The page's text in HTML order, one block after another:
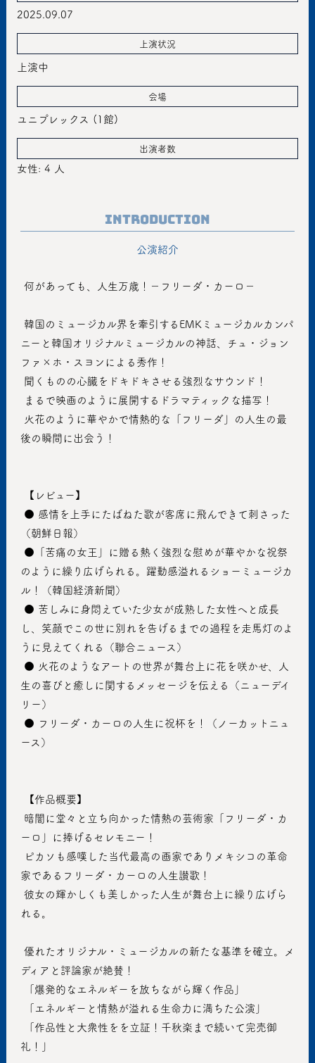
2025.09.07
上演状況
上演中
会場
ユニプレックス (1館)
出演者数
女性: 4 人
Introduction
公演紹介
何があっても、人生万歳！−フリーダ・カーロ−
ニーと韓国オリジナルミュージカルの神話、チュ・ジョン
ファ×ホ・スヨンによる秀作！
聞くものの心臓をドキドキさせる強烈なサウンド！
まるで映画のように展開するドラマティックな描写！
後の瞬間に出会う！
【レビュー】
（朝鮮日報）
のように繰り広げられる。躍動感溢れるショーミュージカ
ル！（韓国経済新聞）
し、笑顔でこの世に別れを告げるまでの過程を走馬灯のよ
うに見えてくれる（聯合ニュース）
生の喜びと癒しに関するメッセージを伝える（ニューデイ
リー）
ース）
【作品概要】
ーロ」に捧げるセレモニー！
家であるフリーダ・カーロの人生讃歌！
れる。
ディアと評論家が絶賛！
「爆発的なエネルギーを放ちながら輝く作品」
「エネルギーと情熱が溢れる生命力に満ちた公演」
礼！」